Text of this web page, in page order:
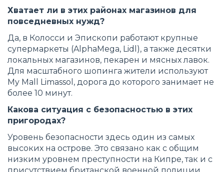
Хватает ли в этих районах магазинов для
повседневных нужд?
Да, в Колосси и Эпископи работают крупные
супермаркеты (AlphaMega, Lidl), а также десятки
локальных магазинов, пекарен и мясных лавок.
Для масштабного шопинга жители используют
My Mall Limassol, дорога до которого занимает не
более 10 минут.
Какова ситуация с безопасностью в этих
пригородах?
Уровень безопасности здесь один из самых
высоких на острове. Это связано как с общим
низким уровнем преступности на Кипре, так и с